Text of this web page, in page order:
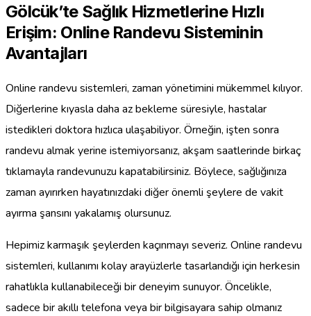
Gölcük’te Sağlık Hizmetlerine Hızlı
Erişim: Online Randevu Sisteminin
Avantajları
Online randevu sistemleri, zaman yönetimini mükemmel kılıyor.
Diğerlerine kıyasla daha az bekleme süresiyle, hastalar
istedikleri doktora hızlıca ulaşabiliyor. Örneğin, işten sonra
randevu almak yerine istemiyorsanız, akşam saatlerinde birkaç
tıklamayla randevunuzu kapatabilirsiniz. Böylece, sağlığınıza
zaman ayırırken hayatınızdaki diğer önemli şeylere de vakit
ayırma şansını yakalamış olursunuz.
Hepimiz karmaşık şeylerden kaçınmayı severiz. Online randevu
sistemleri, kullanımı kolay arayüzlerle tasarlandığı için herkesin
rahatlıkla kullanabileceği bir deneyim sunuyor. Öncelikle,
sadece bir akıllı telefona veya bir bilgisayara sahip olmanız